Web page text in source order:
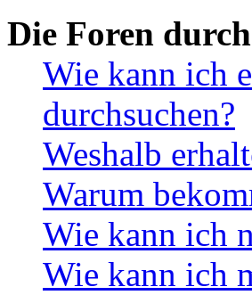
Die Foren
Wie kann ich
durchsuchen?
Weshalb
Warum
Wie kann ich
Wie kann ich